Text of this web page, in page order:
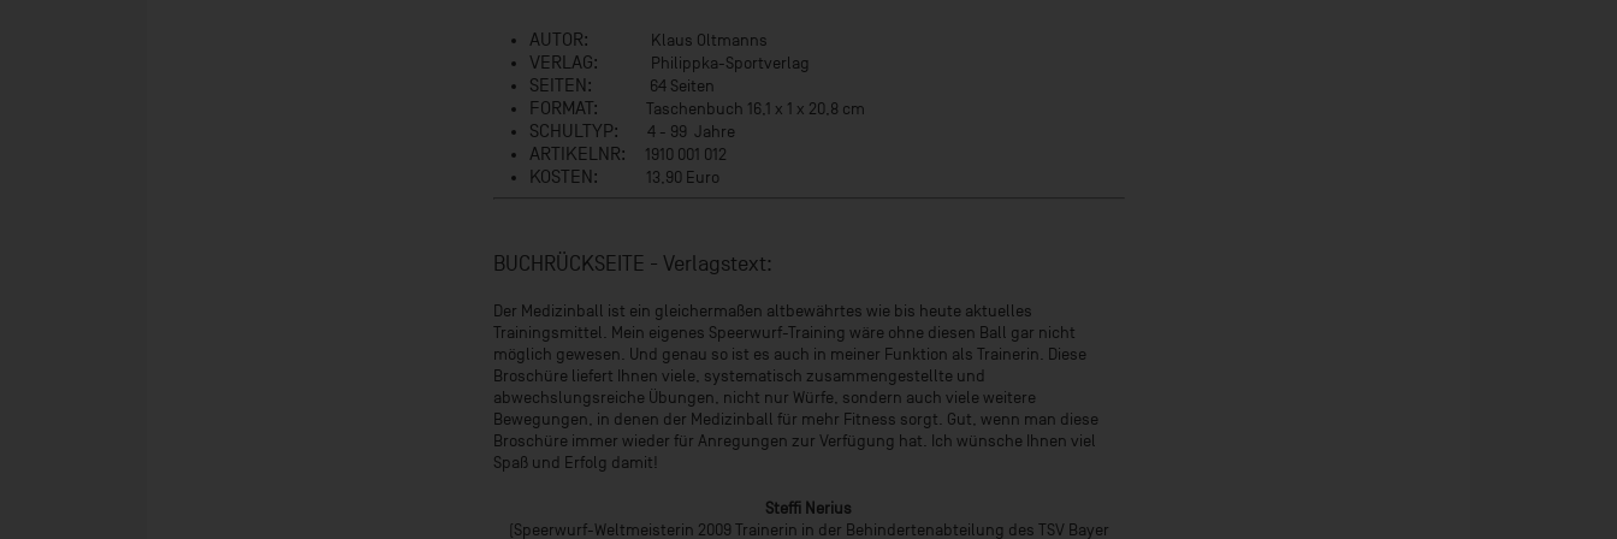
AUTOR: Klaus Oltmanns
VERLAG: Philippka-Sportverlag
SEITEN: 64 Seiten
FORMAT: Taschenbuch 16,1 x 1 x 20,8 cm
SCHULTYP: 4 - 99 Jahre
ARTIKELNR: 1910 001 012
KOSTEN: 13,90 Euro
BUCHRÜCKSEITE - Verlagstext:
Der Medizinball ist ein gleichermaßen altbewährtes wie bis heute aktuelles
Trainingsmittel. Mein eigenes Speerwurf-Training wäre ohne diesen Ball gar nicht
möglich gewesen. Und genau so ist es auch in meiner Funktion als Trainerin. Diese
Broschüre liefert Ihnen viele, systematisch zusammengestellte und
abwechslungsreiche Übungen, nicht nur Würfe, sondern auch viele weitere
Bewegungen, in denen der Medizinball für mehr Fitness sorgt. Gut, wenn man diese
Broschüre immer wieder für Anregungen zur Verfügung hat. Ich wünsche Ihnen viel
Spaß und Erfolg damit!
Steffi Nerius
(Speerwurf-Weltmeisterin 2009 Trainerin in der Behindertenabteilung des TSV Bayer